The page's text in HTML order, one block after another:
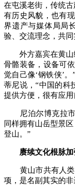
在屯溪老街，传统
有历史风貌，也有
界遗产与媒体局局
验、交流理念，共
外方嘉宾在黄山
骨骼装备，设备可
觉自己像‘钢铁侠’
蒂尼说，“中国的科
提供方便，很有应用
尼泊尔博克拉市
同样拥有山岳型景
登山。”
赓续文化根脉
黄山市共有人类
项，是名副其实的